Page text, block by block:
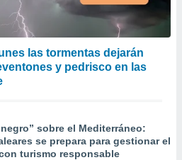
las tormentas dejarán
y pedrisco en las
sobre el Mediterráneo:
se prepara para gestionar el
turismo responsable